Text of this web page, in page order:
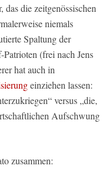
die zeitgenössischen
niemals
Spaltung der
(frei nach Jens
hat auch in
einziehen lassen:
versus „die,
Aufschwung
zusammen: